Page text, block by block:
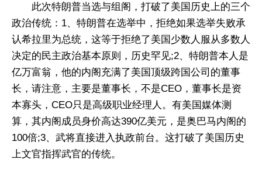
此次特朗普当选与组阁，打破了美国历史上的三个
政治传统：1、特朗普在选举中，拒绝如果选举失败承
认希拉里为总统，这等于拒绝了美国少数人服从多数人
决定的民主政治基本原则，历史罕见;2、特朗普本人是
亿万富翁，他的内阁充满了美国顶级跨国公司的董事
长，请注意，主要是董事长，不是CEO，董事长是资
本寡头，CEO只是高级职业经理人。有美国媒体测
算，其内阁成员身价高达390亿美元，是奥巴马内阁的
100倍;3、武将直接进入执政前台。这打破了美国历史
上文官指挥武官的传统。